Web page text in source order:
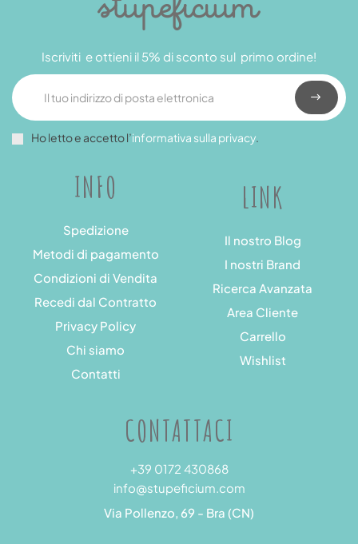
INFO
Spedizione
Metodi di pagamento
Condizioni di Vendita
Recedi dal Contratto
Privacy Policy
Chi siamo
Contatti
LINK
Il nostro Blog
I nostri Brand
Ricerca Avanzata
Area Cliente
Carrello
Wishlist
Iscriviti e ottieni il 5% di sconto sul primo ordine!
Ho letto e accetto l’informativa sulla privacy.
CONTATTACI
+39 0172 430868
info@stupeficium.com
Via Pollenzo, 69 - Bra (CN)